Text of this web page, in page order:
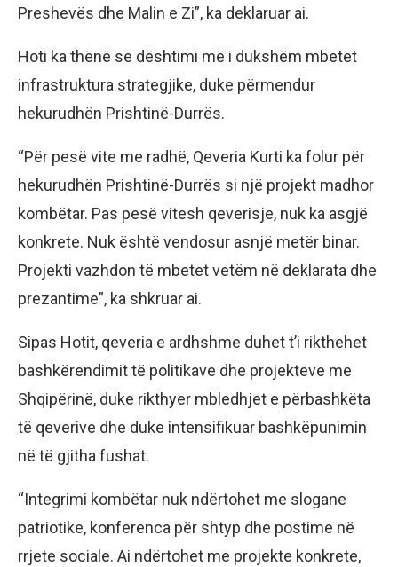
Preshevës dhe Malin e Zi”, ka deklaruar ai.
Hoti ka thënë se dështimi më i dukshëm mbetet
infrastruktura strategjike, duke përmendur
hekurudhën Prishtinë-Durrës.
“Për pesë vite me radhë, Qeveria Kurti ka folur për
hekurudhën Prishtinë-Durrës si një projekt madhor
kombëtar. Pas pesë vitesh qeverisje, nuk ka asgjë
konkrete. Nuk është vendosur asnjë metër binar.
Projekti vazhdon të mbetet vetëm në deklarata dhe
prezantime”, ka shkruar ai.
Sipas Hotit, qeveria e ardhshme duhet t’i rikthehet
bashkërendimit të politikave dhe projekteve me
Shqipërinë, duke rikthyer mbledhjet e përbashkëta
të qeverive dhe duke intensifikuar bashkëpunimin
në të gjitha fushat.
“Integrimi kombëtar nuk ndërtohet me slogane
patriotike, konferenca për shtyp dhe postime në
rrjete sociale. Ai ndërtohet me projekte konkrete,